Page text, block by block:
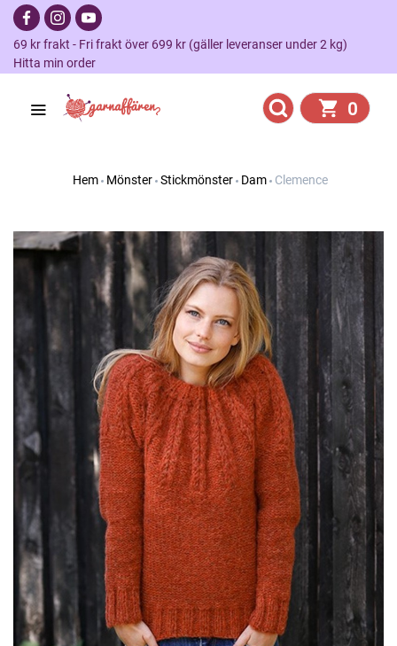
69 kr frakt - Fri frakt över 699 kr (gäller leveranser under 2 kg)
Hitta min order
0
Hem Mönster Stickmönster Dam Clemence